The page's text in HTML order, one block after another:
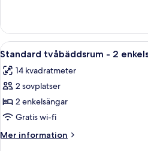
enkelrum
Öppna
alla
foton
för
Standard
tvåbäddsrum
-
2
5
Standard tvåbäddsrum - 2
14 kvadratmeter
2 sovplatser
2 enkelsängar
Gratis wi-fi
Mer information
Mer